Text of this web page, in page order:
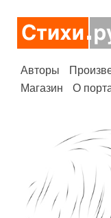
Авторы
Магазин
О